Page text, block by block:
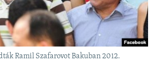
Ramil Szafarovot Bakuban 2012.